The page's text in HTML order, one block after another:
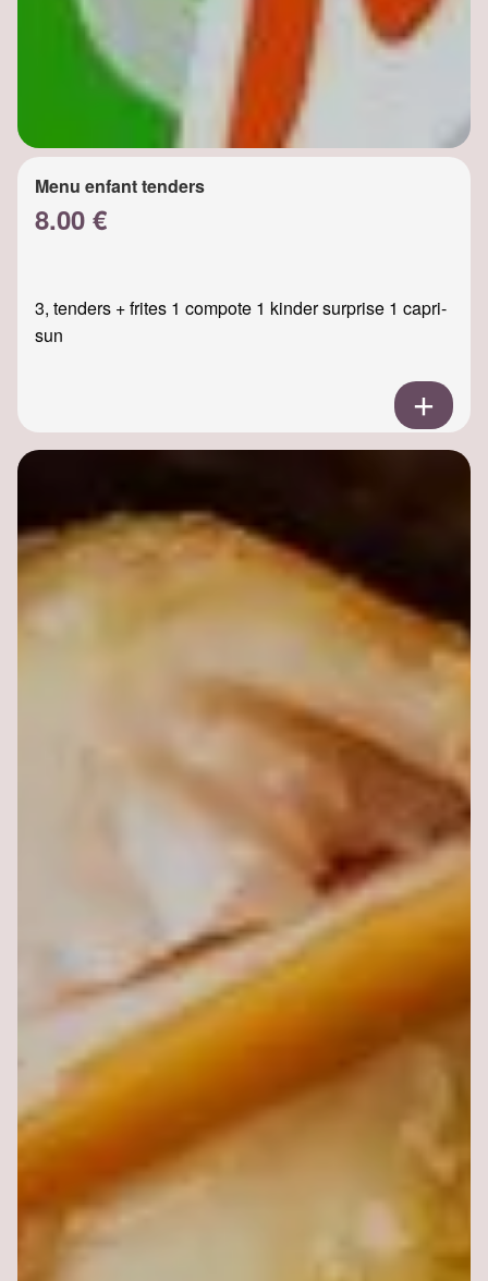
Menu enfant tenders
8.00 €
3, tenders + frites 1 compote 1 kinder surprise 1 capri-
sun